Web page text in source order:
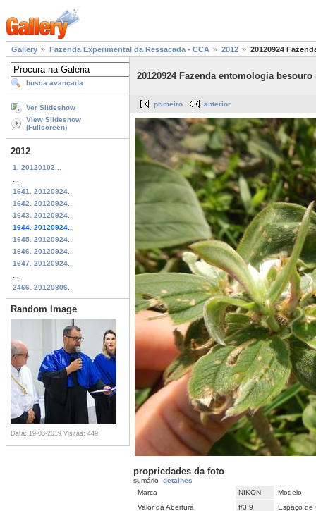
Gallery Fazenda Experimental da Ressacada - CCA 2012 20120924
busca avançada
Ver Slideshow
View Slideshow
(Fullscreen)
2012
1. 20120102...
1641. 20120924...
1642. 20120924...
1643. 20120924...
1644. 20120924...
1645. 20120924...
1646. 20120924...
1647. 20120924...
2466. 20120806...
Random Image
Data: 19-03-2019 Visitas: 449
20120924 Fazenda entomologia
primeiro anterior
propriedades da foto
sumário detalhes
Marca
NIKON
Modelo
Valor da Abertura
f/3,9
Espaço de